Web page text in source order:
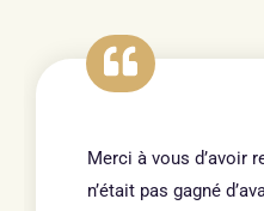
Merci à vous d’avoir
n’était pas gagné